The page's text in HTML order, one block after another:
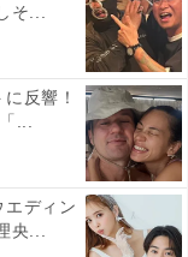
そ...
反響！
...
ディン
央...